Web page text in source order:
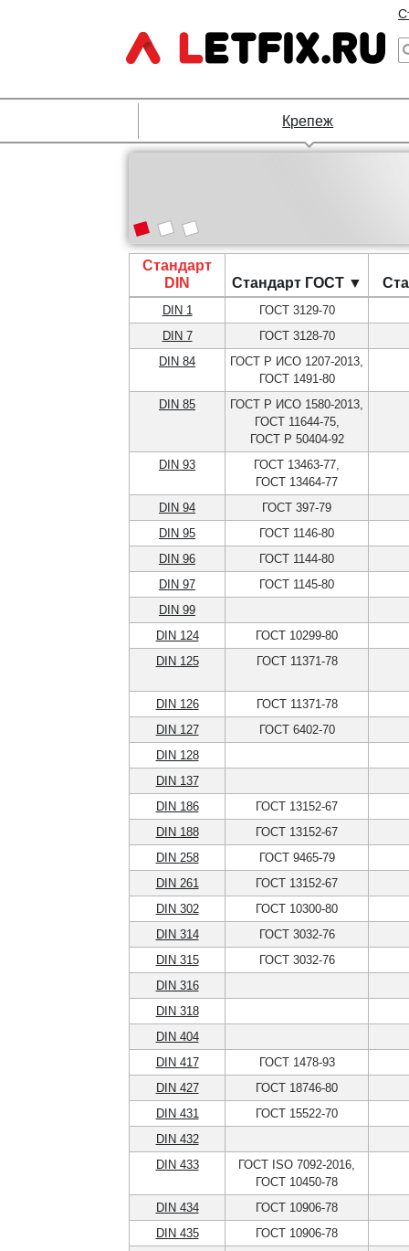
Крепеж
Стандарт
DIN
Стандарт ГОСТ ▼
DIN 1
ГОСТ 3129-70
DIN 7
ГОСТ 3128-70
DIN 84
ГОСТ Р ИСО 1207-2013,
ГОСТ 1491-80
DIN 85
ГОСТ Р ИСО 1580-2013,
ГОСТ 11644-75,
ГОСТ Р 50404-92
DIN 93
ГОСТ 13463-77,
ГОСТ 13464-77
DIN 94
ГОСТ 397-79
DIN 95
ГОСТ 1146-80
DIN 96
ГОСТ 1144-80
DIN 97
ГОСТ 1145-80
DIN 99
DIN 124
ГОСТ 10299-80
DIN 125
ГОСТ 11371-78
DIN 126
ГОСТ 11371-78
DIN 127
ГОСТ 6402-70
DIN 128
DIN 137
DIN 186
ГОСТ 13152-67
DIN 188
ГОСТ 13152-67
DIN 258
ГОСТ 9465-79
DIN 261
ГОСТ 13152-67
DIN 302
ГОСТ 10300-80
DIN 314
ГОСТ 3032-76
DIN 315
ГОСТ 3032-76
DIN 316
DIN 318
DIN 404
DIN 417
ГОСТ 1478-93
DIN 427
ГОСТ 18746-80
DIN 431
ГОСТ 15522-70
DIN 432
DIN 433
ГОСТ ISO 7092-2016,
ГОСТ 10450-78
DIN 434
ГОСТ 10906-78
DIN 435
ГОСТ 10906-78